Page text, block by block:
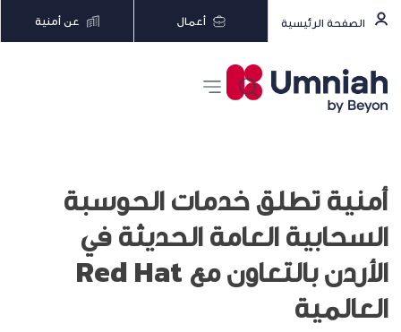
الصفحة الرئيسية أعمال عن أمنية
أمنية تطلق خدمات الحوسبة
السحابية العامة الحديثة في
الأردن بالتعاون مع Red Hat
العالمية